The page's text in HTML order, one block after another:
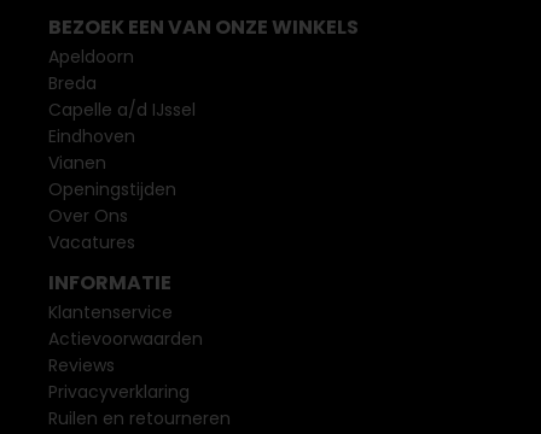
BEZOEK EEN VAN ONZE WINKELS
Apeldoorn
Breda
Capelle a/d IJssel
Eindhoven
Vianen
Openingstijden
Over Ons
Vacatures
INFORMATIE
Klantenservice
Actievoorwaarden
Reviews
Privacyverklaring
Ruilen en retourneren